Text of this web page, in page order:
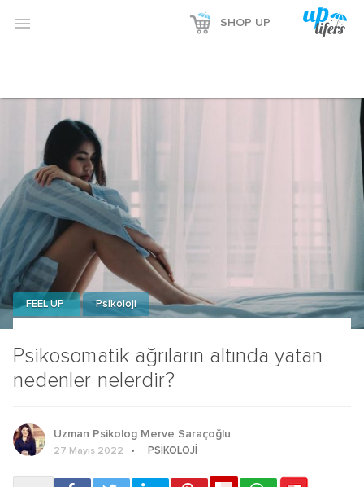
 SHOP UP
Psikosomatik ağrıların altında yatan
nedenler nelerdir?
FEEL UP Psikoloji
Uzman Psikolog Merve Saraçoğlu
27 Mayıs 2022 PSIKOLOJI